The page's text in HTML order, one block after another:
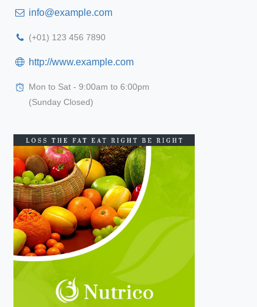
info@example.com
(+01) 123 456 7890
http://www.example.com
Mon to Sat - 9:00am to 6:00pm
(Sunday Closed)